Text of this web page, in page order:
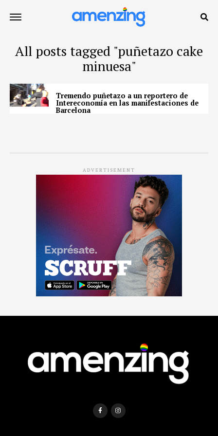
All posts tagged "puñetazo cake
minuesa"
Tremendo puñetazo a un reportero de
Intereconomía en las manifestaciones de
Barcelona
ADVERTISEMENT